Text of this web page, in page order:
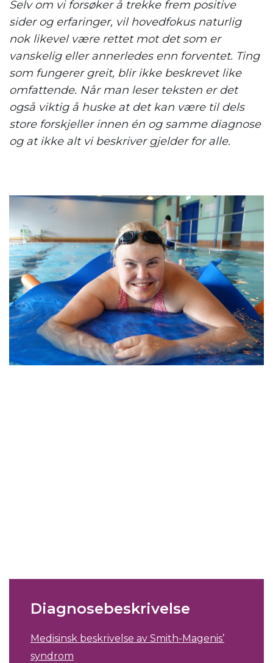
Selv om vi forsøker å trekke frem positive
sider og erfaringer, vil hovedfokus naturlig
nok likevel være rettet mot det som er
vanskelig eller annerledes enn forventet. Ting
som fungerer greit, blir ikke beskrevet like
omfattende. Når man leser teksten er det
også viktig å huske at det kan være til dels
store forskjeller innen én og samme diagnose
og at ikke alt vi beskriver gjelder for alle.
Diagnosebeskrivelse
Medisinsk beskrivelse av Smith-Magenis’
syndrom